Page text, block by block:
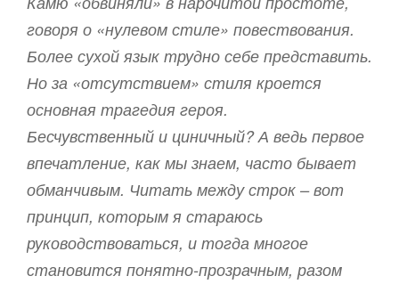
говоря о «нулевом стиле» повествования.
Более сухой язык трудно себе представить.
Но за «отсутствием» стиля кроется
основная трагедия героя.
Бесчувственный и циничный? А ведь первое
впечатление, как мы знаем, часто бывает
обманчивым. Читать между строк – вот
принцип, которым я стараюсь
руководствоваться, и тогда многое
становится понятно-прозрачным, разом